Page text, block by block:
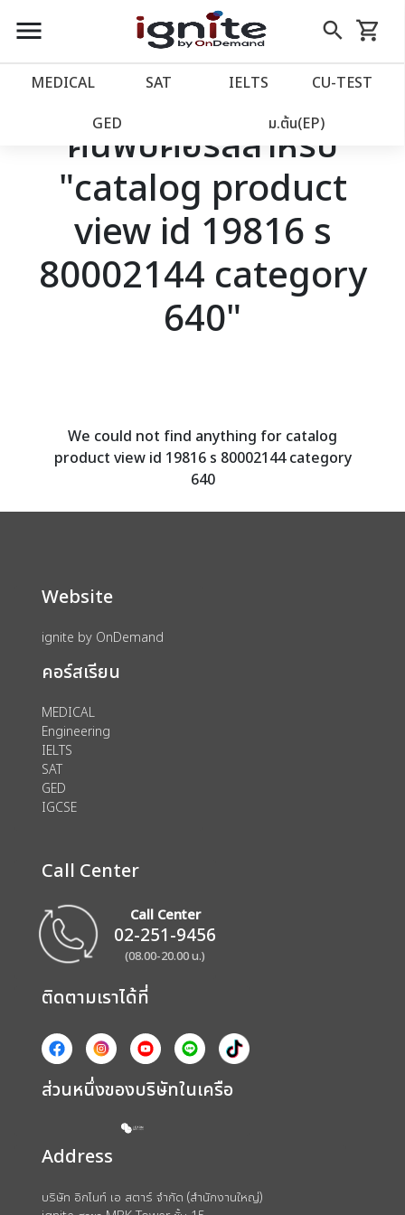
close
account_balance หน้าแรก
เว็บไซต์อิกไนท์
โปรโมชั่น
วางแผนการเรียน
account_circle เข้าสู่ระบบ
menu search
Skip
to
shopping_cart
รถเข็น
MEDICAL SAT IELTS CU‑TEST
GED ม.ต้น(EP)
ค้นพบคอร์สสำหรับ
"catalog product
view id 19816 s
80002144 category
640"
We could not find anything for catalog
product view id 19816 s 80002144 category
640
Website
ignite by OnDemand
คอร์สเรียน
MEDICAL
Engineering
IELTS
SAT
GED
IGCSE
Call Center
Call Center
02-251-9456
(08.00-20.00 น.)
ติดตามเราได้ที่
ส่วนหนึ่งของบริษัทในเครือ
Address
บริษัท อิกไนท์ เอ สตาร์ จำกัด (สำนักงานใหญ่)